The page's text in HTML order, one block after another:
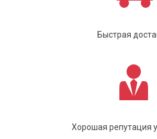
Быстрая
Хорошая репутация